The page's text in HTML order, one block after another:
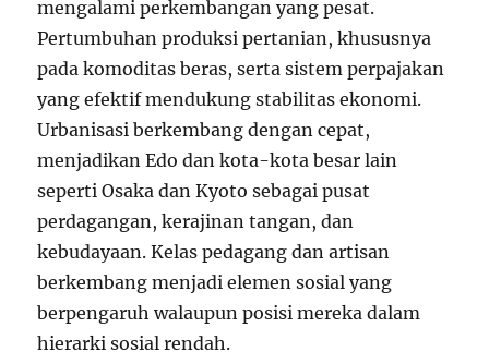
mengalami perkembangan yang pesat.
Pertumbuhan produksi pertanian, khususnya
pada komoditas beras, serta sistem perpajakan
yang efektif mendukung stabilitas ekonomi.
Urbanisasi berkembang dengan cepat,
menjadikan Edo dan kota-kota besar lain
seperti Osaka dan Kyoto sebagai pusat
perdagangan, kerajinan tangan, dan
kebudayaan. Kelas pedagang dan artisan
berkembang menjadi elemen sosial yang
berpengaruh walaupun posisi mereka dalam
hierarki sosial rendah.